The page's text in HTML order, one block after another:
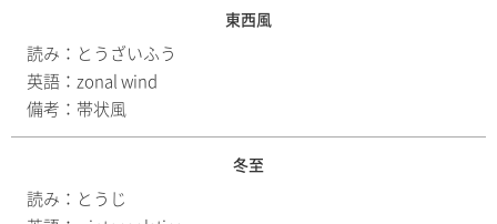
東西風
読み： とうざいふう
英語： zonal wind
備考： 帯状風
冬至
読み： とうじ